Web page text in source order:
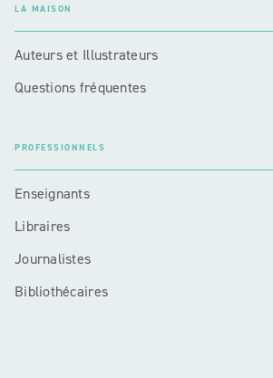
LA MAISON
Auteurs et Illustrateurs
Questions fréquentes
PROFESSIONNELS
Enseignants
Libraires
Journalistes
Bibliothécaires